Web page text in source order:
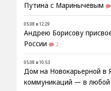
Путина с Маринычевым
05.08 в 12:29
Андрею Борисову
России
2
05.08 в 10:53
Дом на Новокарьерной в
коммуникаций — в